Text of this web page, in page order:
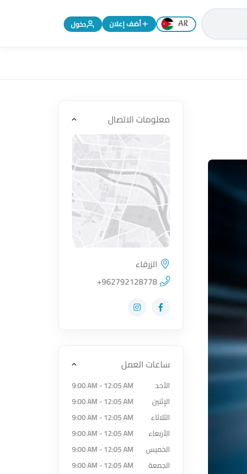
تغيير اللغة إلى الإنجليزية
أضف إعلان دخول
معلومات الاتصال
اضغط لتحميل الموقع
الزرقاء
+962792128778
زيارة حساب المتجر على Facebook-f
زيارة حساب المتجر على Instagram
ساعات العمل
الأحد
9:00 AM - 12:05 AM
الإثنين
9:00 AM - 12:05 AM
الثلاثاء
9:00 AM - 12:05 AM
الأربعاء
9:00 AM - 12:05 AM
الخميس
9:00 AM - 12:05 AM
الجمعة
9:00 AM - 12:05 AM